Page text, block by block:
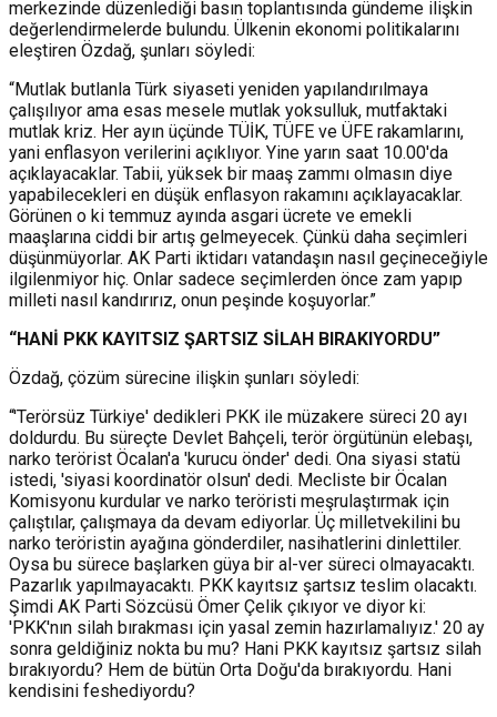
merkezinde düzenlediği basın toplantısında gündeme ilişkin
değerlendirmelerde bulundu. Ülkenin ekonomi politikalarını
eleştiren Özdağ, şunları söyledi:
“Mutlak butlanla Türk siyaseti yeniden yapılandırılmaya
çalışılıyor ama esas mesele mutlak yoksulluk, mutfaktaki
mutlak kriz. Her ayın üçünde TÜİK, TÜFE ve ÜFE rakamlarını,
yani enflasyon verilerini açıklıyor. Yine yarın saat 10.00'da
açıklayacaklar. Tabii, yüksek bir maaş zammı olmasın diye
yapabilecekleri en düşük enflasyon rakamını açıklayacaklar.
Görünen o ki temmuz ayında asgari ücrete ve emekli
maaşlarına ciddi bir artış gelmeyecek. Çünkü daha seçimleri
düşünmüyorlar. AK Parti iktidarı vatandaşın nasıl geçineceğiyle
ilgilenmiyor hiç. Onlar sadece seçimlerden önce zam yapıp
milleti nasıl kandırırız, onun peşinde koşuyorlar.”
“HANİ PKK KAYITSIZ ŞARTSIZ SİLAH BIRAKIYORDU”
Özdağ, çözüm sürecine ilişkin şunları söyledi:
“'Terörsüz Türkiye' dedikleri PKK ile müzakere süreci 20 ayı
doldurdu. Bu süreçte Devlet Bahçeli, terör örgütünün elebaşı,
narko terörist Öcalan'a 'kurucu önder' dedi. Ona siyasi statü
istedi, 'siyasi koordinatör olsun' dedi. Mecliste bir Öcalan
Komisyonu kurdular ve narko teröristi meşrulaştırmak için
çalıştılar, çalışmaya da devam ediyorlar. Üç milletvekilini bu
narko teröristin ayağına gönderdiler, nasihatlerini dinlettiler.
Oysa bu sürece başlarken güya bir al-ver süreci olmayacaktı.
Pazarlık yapılmayacaktı. PKK kayıtsız şartsız teslim olacaktı.
Şimdi AK Parti Sözcüsü Ömer Çelik çıkıyor ve diyor ki:
'PKK'nın silah bırakması için yasal zemin hazırlamalıyız.' 20 ay
sonra geldiğiniz nokta bu mu? Hani PKK kayıtsız şartsız silah
bırakıyordu? Hem de bütün Orta Doğu'da bırakıyordu. Hani
kendisini feshediyordu?